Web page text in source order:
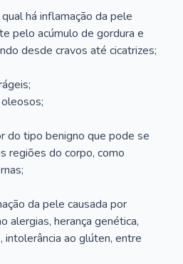
há inflamação da pele
pelo acúmulo de gordura e
desde cravos até cicatrizes;
do tipo benigno que pode se
regiões do corpo, como
da pele causada por
alergias, herança genética,
intolerância ao glúten, entre